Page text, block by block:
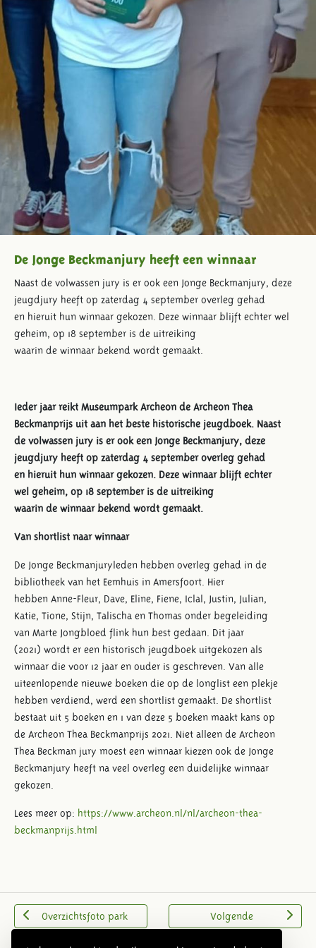
De Jonge Beckmanjury heeft een winnaar
Naast de volwassen jury is er ook een Jonge Beckmanjury, deze
jeugdjury heeft op zaterdag 4 september overleg gehad
en hieruit hun winnaar gekozen. Deze winnaar blijft echter wel
geheim, op 18 september is de uitreiking
waarin de winnaar bekend wordt gemaakt.
Ieder jaar reikt Museumpark Archeon de Archeon Thea
Beckmanprijs uit aan het beste historische jeugdboek. Naast
de volwassen jury is er ook een Jonge Beckmanjury, deze
jeugdjury heeft op zaterdag 4 september overleg gehad
en hieruit hun winnaar gekozen. Deze winnaar blijft echter
wel geheim, op 18 september is de uitreiking
waarin de winnaar bekend wordt gemaakt.
Van shortlist naar winnaar
De Jonge Beckmanjuryleden hebben overleg gehad in de
bibliotheek van het Eemhuis in Amersfoort. Hier
hebben Anne-Fleur, Dave, Eline, Fiene, Iclal, Justin, Julian,
Katie, Tione, Stijn, Talischa en Thomas onder begeleiding
van Marte Jongbloed flink hun best gedaan. Dit jaar
(2021) wordt er een historisch jeugdboek uitgekozen als
winnaar die voor 12 jaar en ouder is geschreven. Van alle
uiteenlopende nieuwe boeken die op de longlist een plekje
hebben verdiend, werd een shortlist gemaakt. De shortlist
bestaat uit 5 boeken en 1 van deze 5 boeken maakt kans op
de Archeon Thea Beckmanprijs 2021. Niet alleen de Archeon
Thea Beckman jury moest een winnaar kiezen ook de Jonge
Beckmanjury heeft na veel overleg een duidelijke winnaar
gekozen.
Lees meer op: https://www.archeon.nl/nl/archeon-thea-
beckmanprijs.html
Overzichtsfoto park Volgende